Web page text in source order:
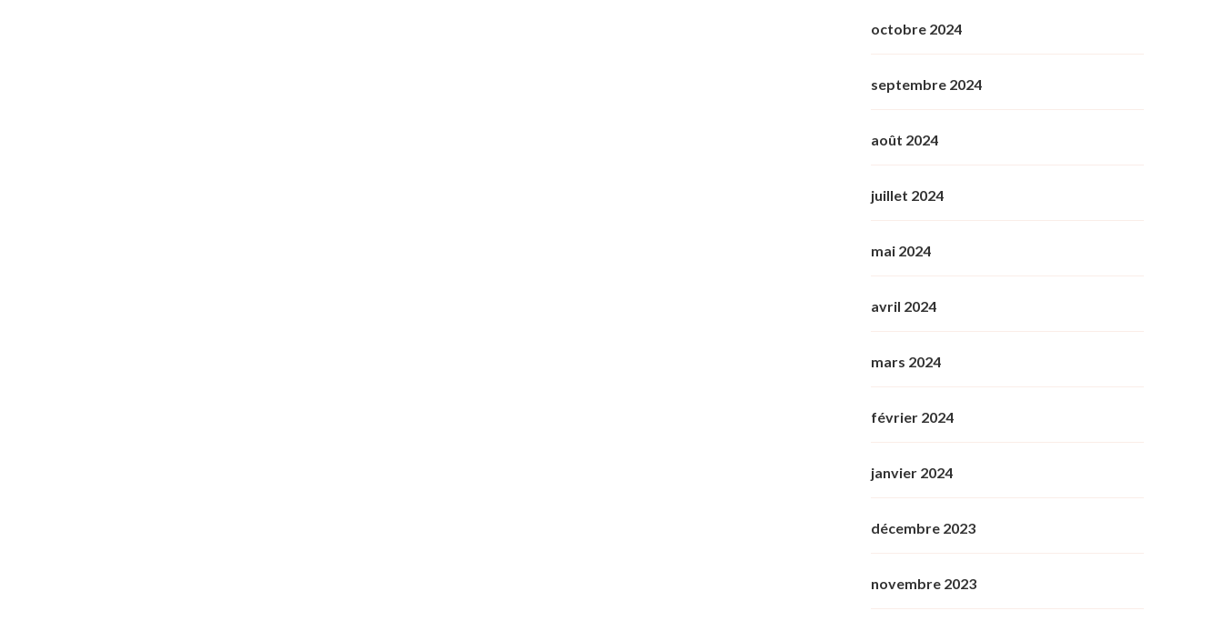
octobre 2024
septembre 2024
août 2024
juillet 2024
mai 2024
avril 2024
mars 2024
février 2024
janvier 2024
décembre 2023
novembre 2023